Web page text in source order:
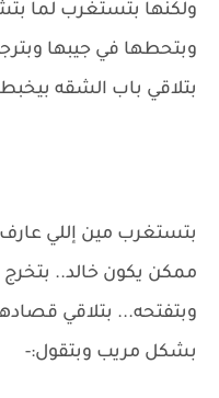
ولكنها بتستغرب لما
وبتحطها في جيبها
بتلاقي باب الشقه
بتستغرب مين إللي عارف
ممكن يكون خالد..
وبتفتحه... بتلاقي
بشكل مريب وبتقول:-